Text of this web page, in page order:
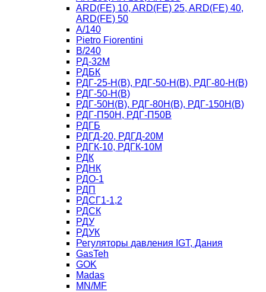
ARD(FE) 10, ARD(FE) 25, ARD(FE) 40,
ARD(FE) 50
A/140
Рietro Fiorentini
B/240
РД-32М
РДБК
РДГ-25-Н(В), РДГ-50-Н(В), РДГ-80-Н(В)
РДГ-50-Н(В)
РДГ-50Н(В), РДГ-80Н(В), РДГ-150Н(В)
РДГ-П50Н, РДГ-П50В
РДГБ
РДГД-20, РДГД-20М
РДГК-10, РДГК-10М
РДК
РДНК
РДО-1
РДП
РДСГ1-1,2
РДСК
РДУ
РДУК
Регуляторы давления IGT, Дания
GasTeh
GOK
Madas
MN/MF